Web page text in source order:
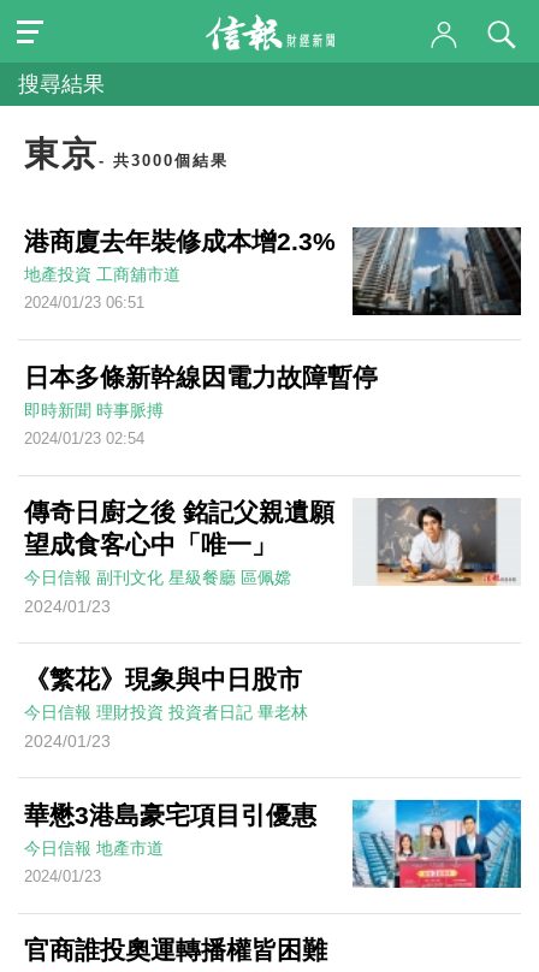
搜尋結果
東京- 共3000個結果
港商廈去年裝修成本增2.3%
地產投資 工商舖市道
2024/01/23 06:51
日本多條新幹線因電力故障暫停
即時新聞 時事脈搏
2024/01/23 02:54
傳奇日廚之後 銘記父親遺願
望成食客心中「唯一」
今日信報 副刊文化 星級餐廳 區佩嫦
2024/01/23
《繁花》現象與中日股市
今日信報 理財投資 投資者日記 畢老林
2024/01/23
華懋3港島豪宅項目引優惠
今日信報 地產市道
2024/01/23
官商誰投奧運轉播權皆困難